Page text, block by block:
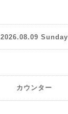
2026.08.09 Sunday
カウンター